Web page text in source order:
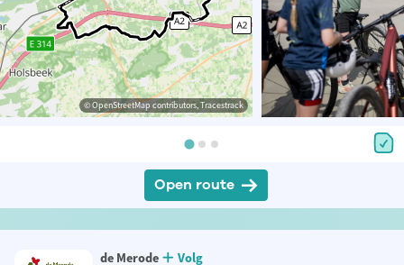
© OpenStreetMap contributors, Tracestrack
Open route
de Merode Volg